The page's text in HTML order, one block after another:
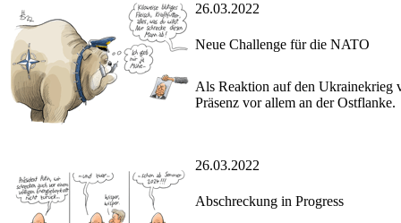
26.03.2022
Neue Challenge für die NATO
Als Reaktion auf den Ukrainekrieg
Präsenz vor allem an der Ostflanke.
26.03.2022
Abschreckung in Progress